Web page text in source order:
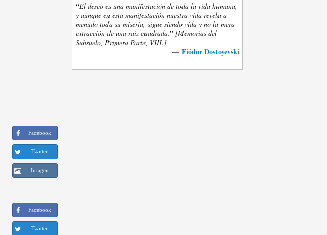
Facebook
Twitter
Imagen
Facebook
Twitter
“El deseo es una manifestación de toda la vida humana,
y aunque en esta manifestación nuestra vida revela a
menudo toda su miseria, sigue siendo vida y no la mera
extracción de una raiz cuadrada.” [Memorias del
Subsuelo, Primera Parte, VIII.]
— Fiódor Dostoyevski